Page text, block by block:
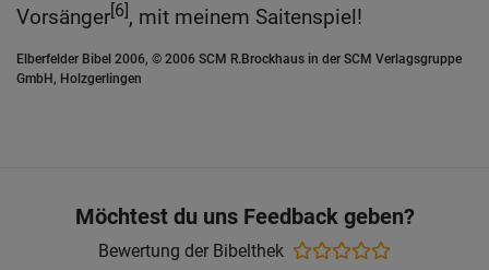
Vorsänger[6], mit meinem Saitenspiel!
Elberfelder Bibel 2006, © 2006 SCM R.Brockhaus in der SCM Verlagsgruppe
GmbH, Holzgerlingen
Möchtest du uns Feedback geben?
Bewertung der Bibelthek